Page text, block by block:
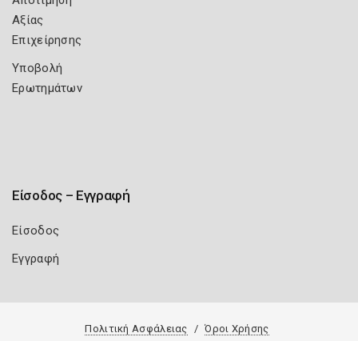
Αξίας
Επιχείρησης
Υποβολή
Ερωτημάτων
Είσοδος – Εγγραφή
Είσοδος
Εγγραφή
Πολιτική Ασφάλειας Όροι Χρήσης